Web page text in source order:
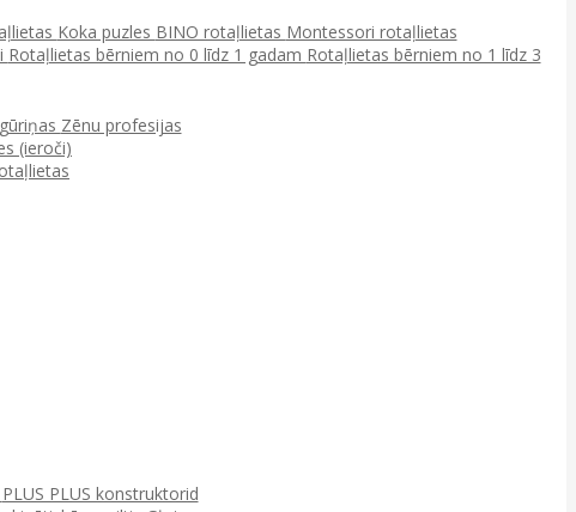
Koka puzles BINO rotaļlietas Montessori rotaļlietas
Rotaļlietas bērniem no 0 līdz 1 gadam Rotaļlietas bērniem no 1 līdz 3
Zēnu profesijas
(ieroči)
PLUS PLUS konstruktorid